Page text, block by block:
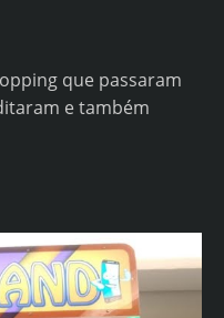
que passaram
e também